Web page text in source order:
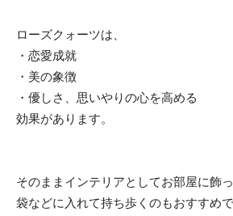
ローズクォーツは、
・恋愛成就
・美の象徴
・優しさ、思いやりの心を高める
効果があります。
そのままインテリアとしてお部屋に飾
袋などに入れて持ち歩くのもおすすめで